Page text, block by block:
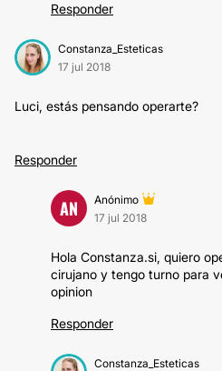
Responder
Constanza_Esteticas
17 jul 2018
Luci, estás pensando operarte?
Responder
AN
Anónimo
17 jul 2018
Hola Constanza.si, quiero
cirujano y tengo turno para
opinion
Responder
Constanza_Esteticas